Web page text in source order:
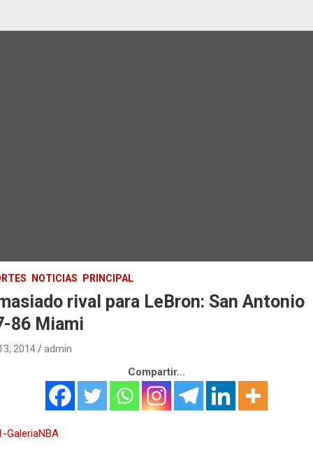
NOTICIAS PRINCIPAL
rival para LeBron: San Antonio
86 Miami
2014 admin
Compartir...